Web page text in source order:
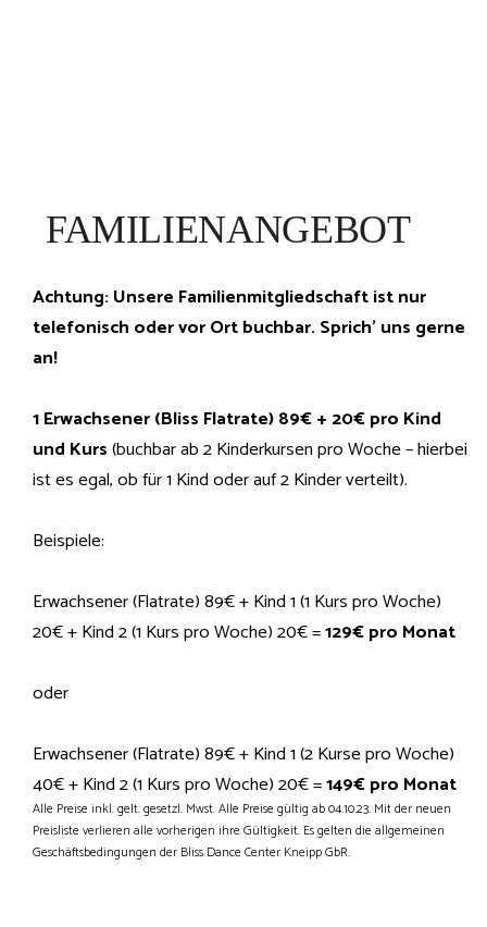
FAMILIENANGEBOT
Achtung: Unsere Familienmitgliedschaft ist nur
telefonisch oder vor Ort buchbar. Sprich' uns gerne
an!
1 Erwachsener (Bliss Flatrate) 89€ + 20€ pro Kind
und Kurs(buchbar ab 2 Kinderkursen pro Woche – hierbei
ist es egal, ob für 1 Kind oder auf 2 Kinder verteilt).
Beispiele:
Erwachsener (Flatrate) 89€ + Kind 1 (1 Kurs pro Woche)
20€ + Kind 2 (1 Kurs pro Woche) 20€ =129€ pro Monat
oder
Erwachsener (Flatrate) 89€ + Kind 1 (2 Kurse pro Woche)
40€ + Kind 2 (1 Kurs pro Woche) 20€ =149€ pro Monat
Alle Preise inkl. gelt. gesetzl. Mwst. Alle Preise gültig ab 04.10.23. Mit der neuen
Preisliste verlieren alle vorherigen ihre Gültigkeit. Es gelten die allgemeinen
Geschäftsbedingungen der Bliss Dance Center Kneipp GbR.